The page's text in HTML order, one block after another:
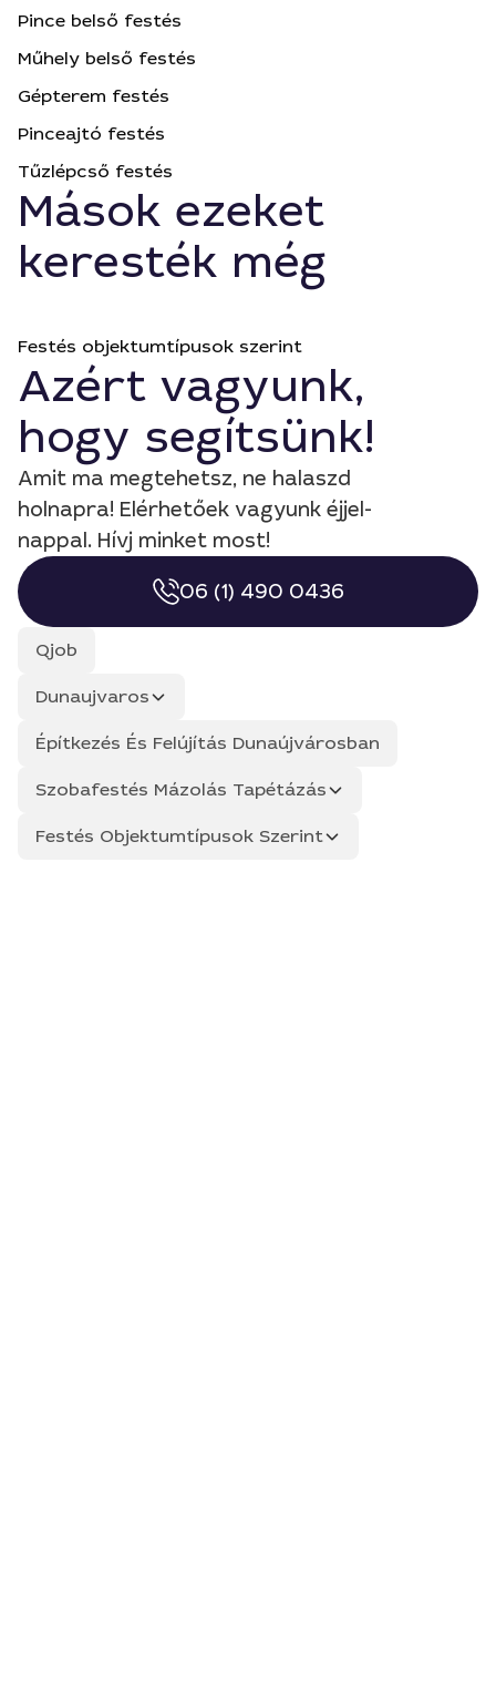
Pince belső festés
Műhely belső festés
Gépterem festés
Pinceajtó festés
Tűzlépcső festés
Mások ezeket
keresték még
Festés objektumtípusok szerint
Azért vagyunk,
hogy segítsünk!
Amit ma megtehetsz, ne halaszd
holnapra! Elérhetőek vagyunk éjjel-
nappal. Hívj minket most!
06 (1) 490 0436
Qjob
Dunaujvaros
Építkezés És Felújítás Dunaújvárosban
Szobafestés Mázolás Tapétázás
Festés Objektumtípusok Szerint